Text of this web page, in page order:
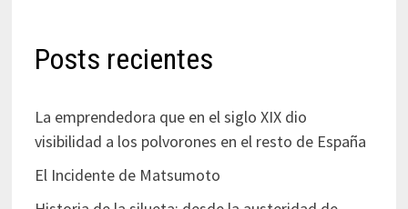
Posts recientes
La emprendedora que en el siglo XIX dio
visibilidad a los polvorones en el resto de España
El Incidente de Matsumoto